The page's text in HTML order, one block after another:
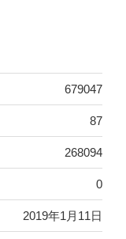
679047
87
268094
0
2019年1月11日